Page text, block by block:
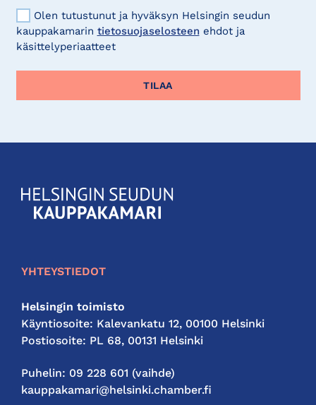
Olen tutustunut ja hyväksyn Helsingin seudun
kauppakamarin tietosuojaselosteen ehdot ja
käsittelyperiaatteet
KauppakamariHelsingin
seudun
YHTEYSTIEDOT
Helsingin toimisto
Käyntiosoite: Kalevankatu 12, 00100 Helsinki
Postiosoite: PL 68, 00131 Helsinki
Puhelin: 09 228 601 (vaihde)
kauppakamari@helsinki.chamber.fi